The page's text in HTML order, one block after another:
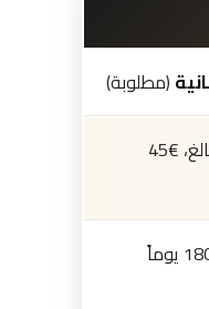
(مطلوبة)
€90 (~370 ريال) للبالغ، €45
حتى 90 يوماً خلال 180 يوماً